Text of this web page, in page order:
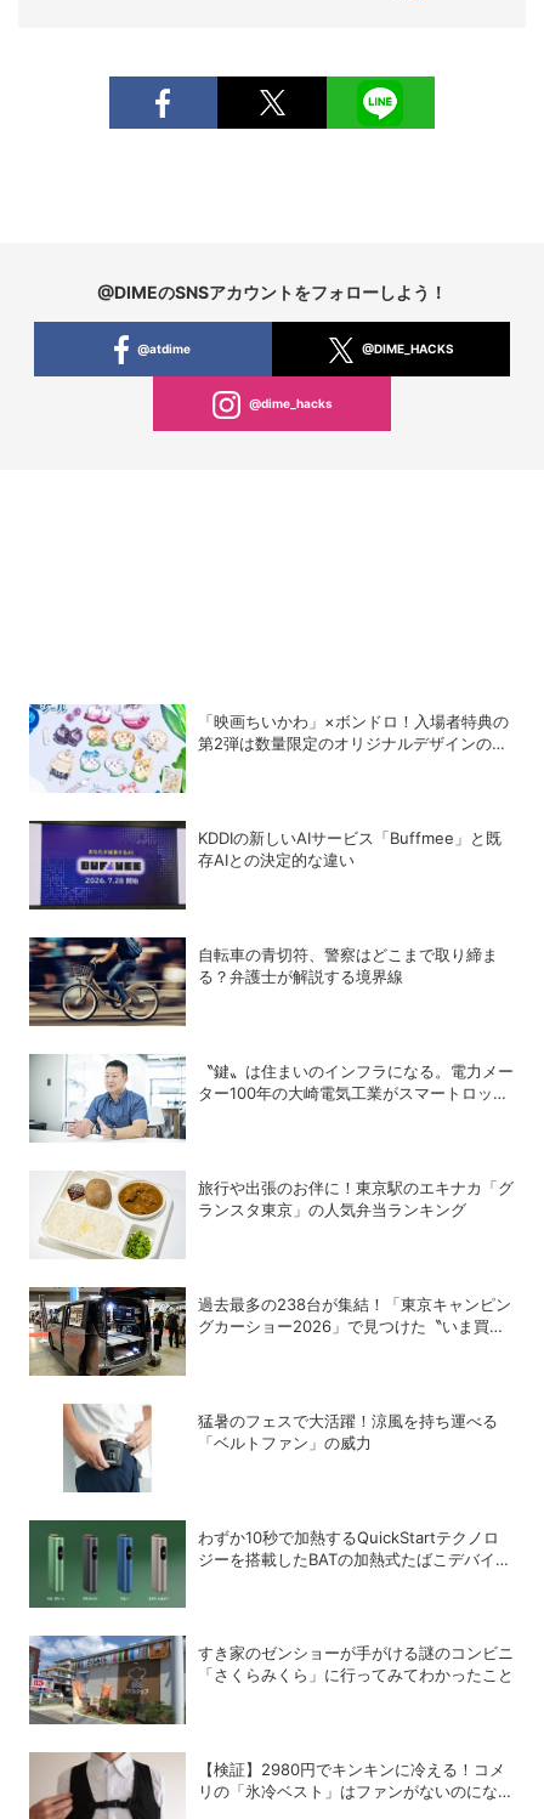
@DIMEのSNSアカウントをフォローしよう！
@atdime @DIME_HACKS
@dime_hacks
「映画ちいかわ」×ボンドロ！入場者特典の
第2弾は数量限定のオリジナルデザインのボ
KDDIの新しいAIサービス「Buffmee」と既
存AIとの決定的な違い
自転車の青切符、警察はどこまで取り締ま
る？弁護士が解説する境界線
〝鍵〟は住まいのインフラになる。電力メー
ター100年の大崎電気工業がスマートロック
旅行や出張のお伴に！東京駅のエキナカ「グ
ランスタ東京」の人気弁当ランキング
過去最多の238台が集結！「東京キャンピン
グカーショー2026」で見つけた〝いま買う
猛暑のフェスで大活躍！涼風を持ち運べる
「ベルトファン」の威力
わずか10秒で加熱するQuickStartテクノロ
ジーを搭載したBATの加熱式たばこデバイス
すき家のゼンショーが手がける謎のコンビニ
「さくらみくら」に行ってみてわかったこと
【検証】2980円でキンキンに冷える！コメ
リの「氷冷ベスト」はファンがないのになぜ